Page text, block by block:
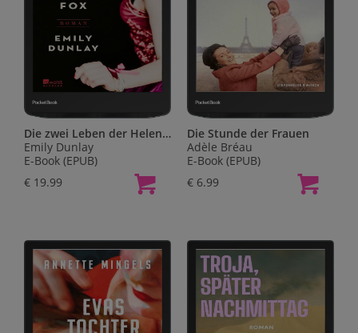
Die zwei Leben der Helen Fox
Emily Dunlay
E-Book (EPUB)
€ 19.99
Die Stunde der Frauen
Adèle Bréau
E-Book (EPUB)
€ 6.99